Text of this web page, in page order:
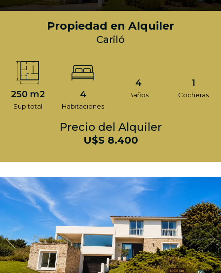
Propiedad en Alquiler
Cariló
250 m2
Sup total
4
Habitaciones
4
Baños
1
Cocheras
Precio del Alquiler
U$S 8.400